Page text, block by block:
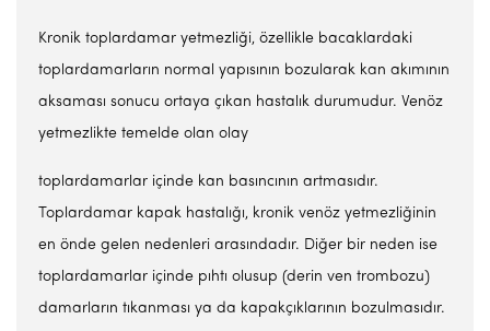
Kronik toplardamar yetmezliği, özellikle bacaklardaki
toplardamarların normal yapısının bozularak kan akımının
aksaması sonucu ortaya çıkan hastalık durumudur. Venöz
yetmezlikte temelde olan olay
toplardamarlar içinde kan basıncının artmasıdır.
Toplardamar kapak hastalığı, kronik venöz yetmezliğinin
en önde gelen nedenleri arasındadır. Diğer bir neden ise
toplardamarlar içinde pıhtı olusup (derin ven trombozu)
damarların tıkanması ya da kapakçıklarının bozulmasıdır.